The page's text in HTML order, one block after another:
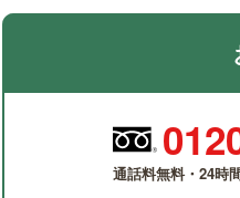
通話料無料・24時